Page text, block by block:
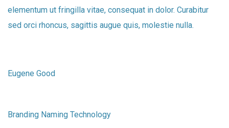
elementum ut fringilla vitae, consequat in dolor. Curabitur
sed orci rhoncus, sagittis augue quis, molestie nulla.
Eugene Good
Branding Naming Technology